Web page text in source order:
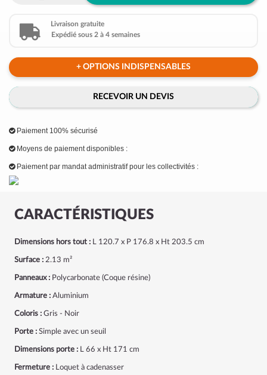
CARACTÉRISTIQUES
Dimensions hors tout : L 120.7 x P 176.8 x Ht 203.5 cm
Surface : 2.13 m²
Panneaux : Polycarbonate (Coque résine)
Armature : Aluminium
Coloris : Gris - Noir
Porte : Simple avec un seuil
Dimensions porte : L 66 x Ht 171 cm
Fermeture : Loquet à cadenasser
Livraison gratuite
Expédié sous 2 à 4 semaines
+ OPTIONS INDISPENSABLES
RECEVOIR UN DEVIS
Paiement 100% sécurisé
Moyens de paiement disponibles :
Paiement par mandat administratif pour les collectivités :